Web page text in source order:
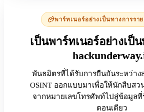
พาร์ทเนอร์อย่างเป็นทางการรา
เป็นพาร์ทเนอร์อย่างเป็
พันธมิตรที่ได้รับการยืนยันระหว่าง
OSINT ออกแบบมาเพื่อให้นักสืบสว
จากหมายเลขโทรศัพท์ไปสู่ข้อมูล
ตอนเดียว